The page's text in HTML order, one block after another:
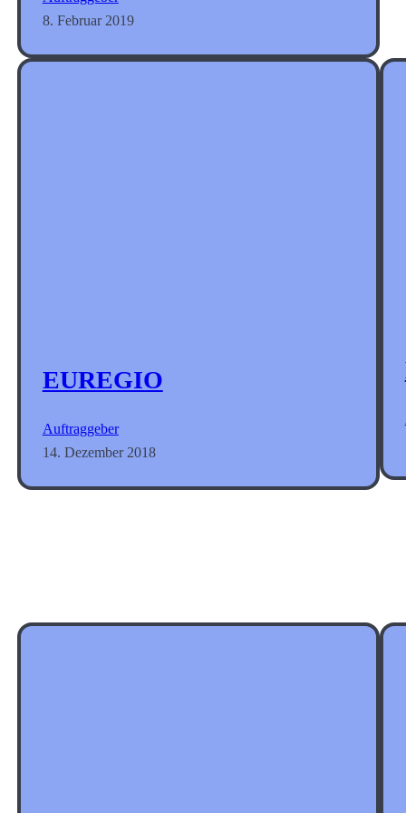
8. Februar 2019
EUREGIO
Auftraggeber
14. Dezember 2018